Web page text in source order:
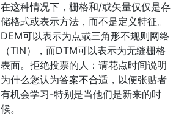
在这种情况下，栅格和/或矢量仅仅是存
储格式或表示方法，而不是定义特征。
DEM可以表示为点或三角形不规则网络
（TIN），而DTM可以表示为无缝栅格
表面。拒绝投票的人：请花点时间说明
为什么您认为答案不合适，以便张贴者
有机会学习-特别是当他们是新来的时
候。